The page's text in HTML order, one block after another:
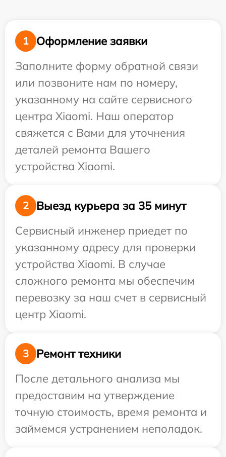
1
Оформление заявки
Заполните форму обратной связи
или позвоните нам по номеру,
указанному на сайте сервисного
центра Xiaomi. Наш оператор
свяжется с Вами для уточнения
деталей ремонта Вашего
устройства Xiaomi.
2
Выезд курьера за 35 минут
Сервисный инженер приедет по
указанному адресу для проверки
устройства Xiaomi. В случае
сложного ремонта мы обеспечим
перевозку за наш счет в сервисный
центр Xiaomi.
3
Ремонт техники
После детального анализа мы
предоставим на утверждение
точную стоимость, время ремонта и
займемся устранением неполадок.